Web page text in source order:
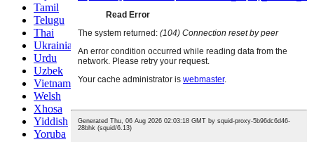
Tamil
Telugu
Thai
Ukrainian
Urdu
Uzbek
Vietnamese
Welsh
Xhosa
Yiddish
Yoruba